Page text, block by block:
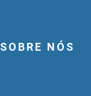
SOBRE NÓS